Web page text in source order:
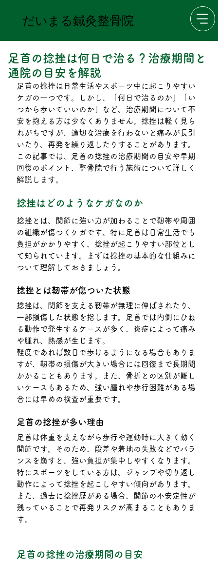
だいまる鍼灸整骨院
足首の捻挫は何日で治る？治療期間と
通院の目安を解説
足首の捻挫は日常生活やスポーツ中に起こりやすい
ケガの一つです。しかし、「何日で治るのか」「い
つから歩いていいのか」など、治療期間について不
安を抱える方は少なくありません。捻挫は軽く見ら
れがちですが、適切な治療を行わないと痛みが長引
いたり、再発を繰り返したりすることがあります。
この記事では、足首の捻挫の治療期間の目安や早期
回復のポイント、整骨院で行う施術について詳しく
解説します。
捻挫はどのようなケガなのか
捻挫とは、関節に強い力が加わることで靭帯や周囲
の組織が傷つくケガです。特に足首は日常生活でも
負担がかかりやすく、捻挫が起こりやすい部位とし
て知られています。まずは捻挫の基本的な仕組みに
ついて理解しておきましょう。
捻挫とは靭帯が傷ついた状態
捻挫は、関節を支える靭帯が無理に伸ばされたり、
一部損傷した状態を指します。足首では内側にひね
る動作で発生するケースが多く、炎症によって痛み
や腫れ、熱感が生じます。
軽度であれば数日で歩けるようになる場合もありま
すが、靭帯の損傷が大きい場合には回復まで長期間
かかることもあります。また、骨折との区別が難し
いケースもあるため、強い腫れや歩行困難がある場
合には早めの検査が重要です。
足首の捻挫が多い理由
足首は体重を支えながら歩行や運動時に大きく動く
関節です。そのため、段差や着地の失敗などでバラ
ンスを崩すと、強い負担が集中しやすくなります。
特にスポーツをしている方は、ジャンプや切り返し
動作によって捻挫を起こしやすい傾向があります。
また、過去に捻挫歴がある場合、関節の不安定性が
残っていることで再発リスクが高まることもありま
す。
足首の捻挫の治療期間の目安